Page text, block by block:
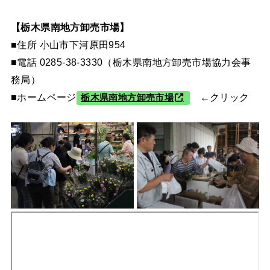
【栃木県南地方卸売市場】
■住所 小山市下河原田954
■電話 0285-38-3330（栃木県南地方卸売市場協力会事
務局）
■ホームページ 栃木県南地方卸売市場 ←クリック